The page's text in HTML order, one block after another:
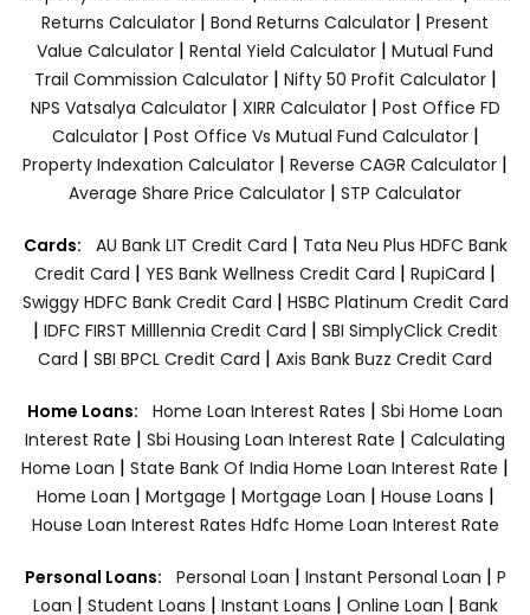
Returns Calculator | Bond Returns Calculator | Present
Value Calculator | Rental Yield Calculator | Mutual Fund
Trail Commission Calculator| Nifty 50 Profit Calculator|
NPS Vatsalya Calculator| XIRR Calculator| Post Office FD
Calculator| Post Office Vs Mutual Fund Calculator|
Property Indexation Calculator | Reverse CAGR Calculator |
Average Share Price Calculator | STP Calculator
Cards: AU Bank LIT Credit Card | Tata Neu Plus HDFC Bank
Credit Card | YES Bank Wellness Credit Card | RupiCard |
Swiggy HDFC Bank Credit Card | HSBC Platinum Credit Card
| IDFC FIRST Milllennia Credit Card | SBI SimplyClick Credit
Card | SBI BPCL Credit Card | Axis Bank Buzz Credit Card
Home Loans: Home Loan Interest Rates | Sbi Home Loan
Interest Rate | Sbi Housing Loan Interest Rate | Calculating
Home Loan | State Bank Of India Home Loan Interest Rate |
Home Loan | Mortgage | Mortgage Loan | House Loans |
House Loan Interest Rates Hdfc Home Loan Interest Rate
Personal Loans: Personal Loan | Instant Personal Loan | P
Loan | Student Loans | Instant Loans | Online Loan | Bank